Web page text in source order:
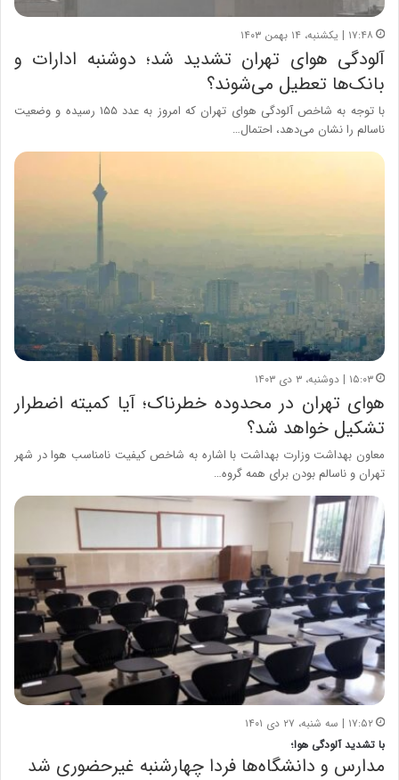
۱۷:۴۸ | یکشنبه، ۱۴ بهمن ۱۴۰۳
آلودگی هوای تهران تشدید شد؛ دوشنبه ادارات و
بانک‌ها تعطیل می‌شوند؟
با توجه به شاخص آلودگی هوای تهران که امروز به عدد ۱۵۵ رسیده و وضعیت
ناسالم را نشان می‌دهد، احتمال…
۱۵:۰۳ | دوشنبه، ۳ دی ۱۴۰۳
هوای تهران در محدوده خطرناک؛ آیا کمیته اضطرار
تشکیل خواهد شد؟
معاون بهداشت وزارت بهداشت با اشاره به شاخص کیفیت نامناسب هوا در شهر
تهران و ناسالم بودن برای همه گروه…
۱۷:۵۲ | سه شنبه، ۲۷ دی ۱۴۰۱
با تشدید آلودگی هوا؛
مدارس و دانشگاه‌ها فردا چهارشنبه غیرحضوری شد